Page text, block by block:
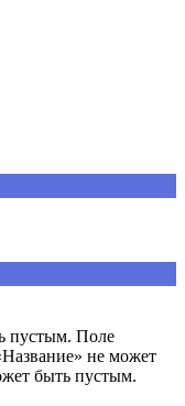
пустым. Поле
не может
быть пустым.